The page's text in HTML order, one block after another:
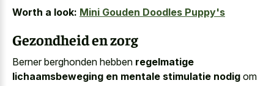
Worth a look: Mini Gouden Doodles Puppy's
Gezondheid en zorg
Berner berghonden hebben regelmatige
lichaamsbeweging en mentale stimulatie nodig om